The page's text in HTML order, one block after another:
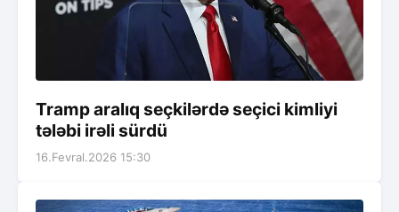
Tramp aralıq seçkilərdə seçici kimliyi
tələbi irəli sürdü
16.Fevral.2026 15:30